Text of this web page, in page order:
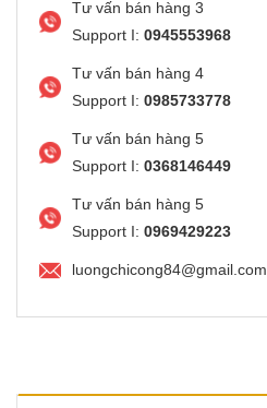
Tư vấn bán hàng 3
Support I: 0945553968
Tư vấn bán hàng 4
Support I: 0985733778
Tư vấn bán hàng 5
Support I: 0368146449
Tư vấn bán hàng 5
Support I: 0969429223
luongchicong84@gmail.com